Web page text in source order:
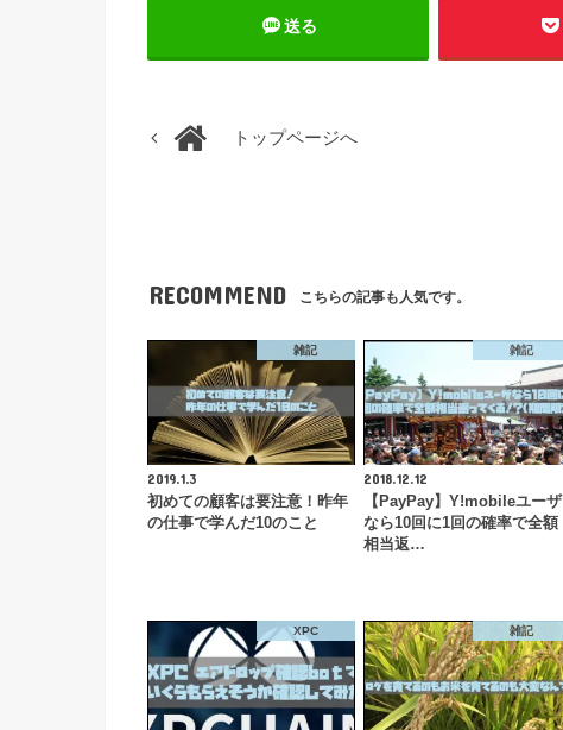
送る
トップページへ
RECOMMEND こちらの記事も人気です。
雑記
2019.1.3
初めての顧客は要注意！昨年
の仕事で学んだ10のこと
雑記
2018.12.12
【PayPay】Y!mobileユーザ
なら10回に1回の確率で全額
相当返…
XPC 雑記